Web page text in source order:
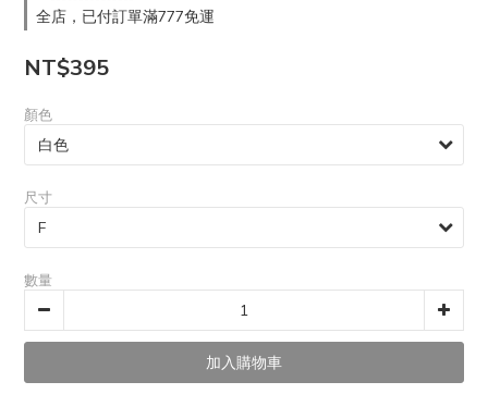
全店，已付訂單滿777免運
NT$395
顏色
尺寸
數量